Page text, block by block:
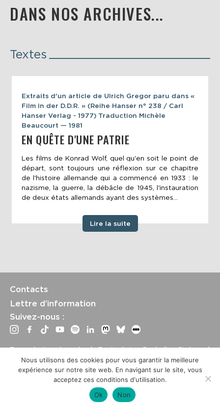
DANS NOS ARCHIVES...
Textes
Extraits d'un article de Ulrich Gregor paru dans «
Film in der D.D.R. » (Reihe Hanser n° 238 / Carl
Hanser Verlag - 1977) Traduction Michèle
Beaucourt — 1981
EN QUÊTE D'UNE PATRIE
Les films de Konrad Wolf, quel qu'en soit le point de
départ, sont toujours une réflexion sur ce chapitre
de l'histoire allemande qui a commencé en 1933 : le
nazisme, la guerre, la débâcle de 1945, l'instauration
de deux états allemands ayant des systèmes...
Lire la suite
Contacts
Lettre d’information
Suivez-nous :
Tous droits réservés | Festival La Rochelle Cinéma |
International Film Festival – Mentions légales –Conditions
générales de vente
Crédits site : Marine Breton, design ;Etienne Delcambre,
développement et mise à jour
Nous utilisons des cookies pour vous garantir la meilleure
expérience sur notre site web. En navigant sur le site, vous
acceptez ces conditions d'utilisation.
Ok
Non